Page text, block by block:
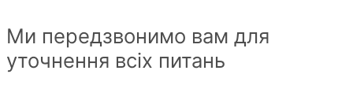
Ми передзвонимо вам для
уточнення всіх питань